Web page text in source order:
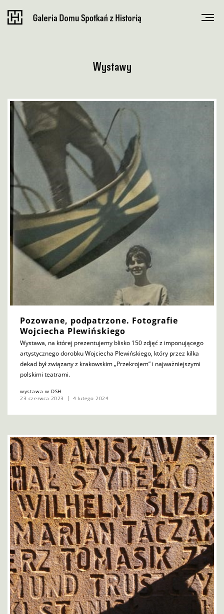
Wystawy
Pozowane, podpatrzone. Fotografie
Wojciecha Plewińskiego
Wystawa, na której prezentujemy blisko 150 zdjęć z imponującego
artystycznego dorobku Wojciecha Plewińskiego, który przez kilka
dekad był związany z krakowskim „Przekrojem” i najważniejszymi
polskimi teatrami.
wystawa w DSH
23 czerwca 2023
4 lutego 2024